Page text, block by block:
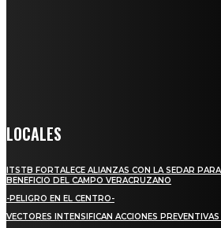
LOCALES
ITSTB FORTALECE ALIANZAS CON LA SEDAR
BENEFICIO DEL CAMPO VERACRUZANO
-PELIGRO EN EL CENTRO-
VECTORES INTENSIFICAN ACCIONES